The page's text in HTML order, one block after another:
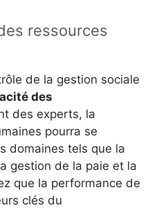
ressources
de la gestion sociale
des
des experts, la
pourra se
domaines tels que la
gestion de la paie et la
que la performance de
clés du